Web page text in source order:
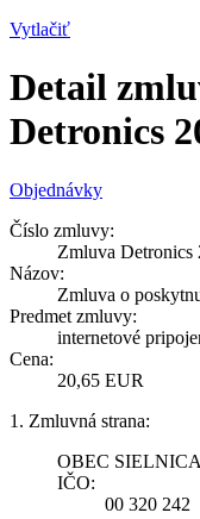
Vytlačiť
Detail
Detronics
Objednávky
Číslo zmluvy:
Zmluva Detronics
Názov:
Zmluva o
Predmet zmluvy:
internetové
Cena:
20,65 EUR
1. Zmluvná strana:
OBEC SIELNICA
IČO:
00 320 242